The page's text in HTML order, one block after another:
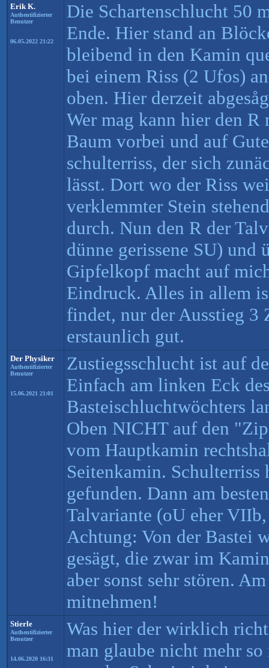
Erik K.
Authentifizierter
Benutzer
06.05.2022 21:22
Die Schartenschlucht 50
Ende. Hier stand an
bleibend in den Kamin
bei einem Riss (2 Ufos)
oben. Hier derzeit
Wer mag kann hier den
Baum vorbei und auf
schulterriss, der sich
lässt. Dort wo der Riss
verklemmter Stein
durch. Nun den R der
dünne gerissene SU) und
Gipfelkopf macht auf
Eindruck. Alles in allem
findet, nur der Ausstieg 3
erstaunlich gut.
Der Physiker
Authentifizierter
Benutzer
15.06.2021 21:01
Zustiegsschlucht ist auf
Einfach am linken Eck
Basteischluchtwöchters
Oben NICHT auf den
vom Hauptkamin
Seitenkamin. Schulterriss
gefunden. Dann am
Talvariante (oU eher
Achtung: Von der Bastei
gesägt, die zwar im
aber sonst sehr stören.
mitnehmen!
Stierle
Authentifizierter
Benutzer
14.06.2020 16:31
Was hier der wirklich
man glaube nicht mehr